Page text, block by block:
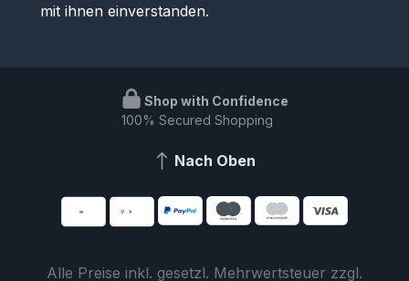
mit ihnen einverstanden.
Shop with Confidence
100% Secured Shopping
Nach Oben
Alle Preise inkl. gesetzl. Mehrwertsteuer zzgl.